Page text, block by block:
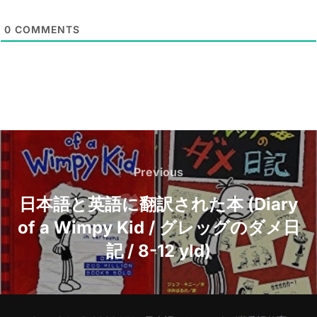
*0 COMMENTS
Post
navigation
Previous
Previous
日本語と英語に翻訳された本 (Diary
of a Wimpy Kid / グレッグのダメ日
記 / 8-12 yld)